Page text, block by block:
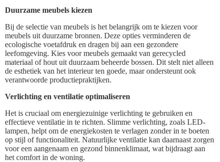
Duurzame meubels kiezen
Bij de selectie van meubels is het belangrijk om te kiezen voor
meubels uit duurzame bronnen. Deze opties verminderen de
ecologische voetafdruk en dragen bij aan een gezondere
leefomgeving. Kies voor meubels gemaakt van gerecycled
materiaal of hout uit duurzaam beheerde bossen. Dit stelt niet alleen
de esthetiek van het interieur ten goede, maar ondersteunt ook
verantwoorde productiepraktijken.
Verlichting en ventilatie optimaliseren
Het is cruciaal om energiezuinige verlichting te gebruiken en
effectieve ventilatie in te richten. Slimme verlichting, zoals LED-
lampen, helpt om de energiekosten te verlagen zonder in te boeten
op stijl of functionaliteit. Natuurlijke ventilatie kan daarnaast zorgen
voor een aangenaam en gezond binnenklimaat, wat bijdraagt aan
het comfort in de woning.